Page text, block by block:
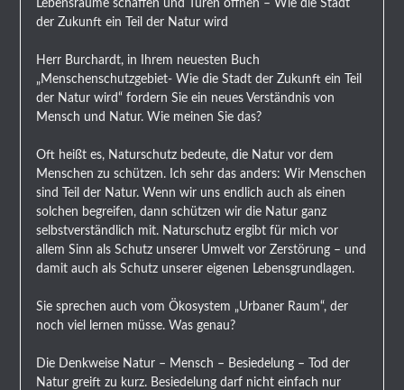
Lebensräume schaffen und Türen öffnen – Wie die Stadt
der Zukunft ein Teil der Natur wird
Herr Burchardt, in Ihrem neuesten Buch
„Menschenschutzgebiet- Wie die Stadt der Zukunft ein Teil
der Natur wird“ fordern Sie ein neues Verständnis von
Mensch und Natur. Wie meinen Sie das?
Oft heißt es, Naturschutz bedeute, die Natur vor dem
Menschen zu schützen. Ich sehr das anders: Wir Menschen
sind Teil der Natur. Wenn wir uns endlich auch als einen
solchen begreifen, dann schützen wir die Natur ganz
selbstverständlich mit. Naturschutz ergibt für mich vor
allem Sinn als Schutz unserer Umwelt vor Zerstörung – und
damit auch als Schutz unserer eigenen Lebensgrundlagen.
Sie sprechen auch vom Ökosystem „Urbaner Raum“, der
noch viel lernen müsse. Was genau?
Die Denkweise Natur – Mensch – Besiedelung – Tod der
Natur greift zu kurz. Besiedelung darf nicht einfach nur